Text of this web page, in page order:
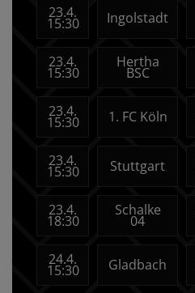
23.4.
15:30 Ingolstadt
23.4.
15:30
Hertha
BSC
23.4.
15:30 1. FC Köln
23.4.
15:30 Stuttgart
23.4.
18:30
Schalke
04
24.4.
15:30 Gladbach